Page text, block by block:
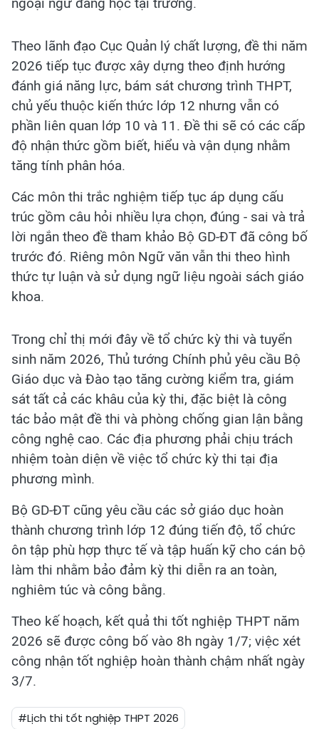
Theo lãnh đạo Cục Quản lý chất lượng, đề thi năm
2026 tiếp tục được xây dựng theo định hướng
đánh giá năng lực, bám sát chương trình THPT,
chủ yếu thuộc kiến thức lớp 12 nhưng vẫn có
phần liên quan lớp 10 và 11. Đề thi sẽ có các cấp
độ nhận thức gồm biết, hiểu và vận dụng nhằm
tăng tính phân hóa.
Các môn thi trắc nghiệm tiếp tục áp dụng cấu
trúc gồm câu hỏi nhiều lựa chọn, đúng - sai và trả
lời ngắn theo đề tham khảo Bộ GD-ĐT đã công bố
trước đó. Riêng môn Ngữ văn vẫn thi theo hình
thức tự luận và sử dụng ngữ liệu ngoài sách giáo
khoa.
Trong chỉ thị mới đây về tổ chức kỳ thi và tuyển
sinh năm 2026, Thủ tướng Chính phủ yêu cầu Bộ
Giáo dục và Đào tạo tăng cường kiểm tra, giám
sát tất cả các khâu của kỳ thi, đặc biệt là công
tác bảo mật đề thi và phòng chống gian lận bằng
công nghệ cao. Các địa phương phải chịu trách
nhiệm toàn diện về việc tổ chức kỳ thi tại địa
phương mình.
Bộ GD-ĐT cũng yêu cầu các sở giáo dục hoàn
thành chương trình lớp 12 đúng tiến độ, tổ chức
ôn tập phù hợp thực tế và tập huấn kỹ cho cán bộ
làm thi nhằm bảo đảm kỳ thi diễn ra an toàn,
nghiêm túc và công bằng.
Theo kế hoạch, kết quả thi tốt nghiệp THPT năm
2026 sẽ được công bố vào 8h ngày 1/7; việc xét
công nhận tốt nghiệp hoàn thành chậm nhất ngày
3/7.
#Lịch thi tốt nghiệp THPT 2026